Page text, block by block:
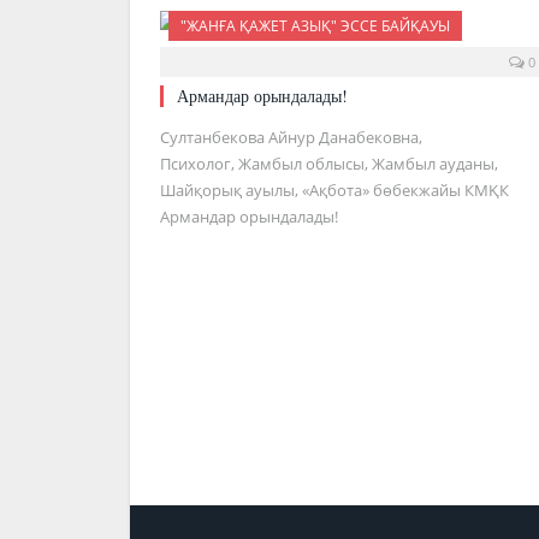
"ЖАНҒА ҚАЖЕТ АЗЫҚ" ЭССЕ БАЙҚАУЫ
0
Армандар орындалады!
Султанбекова Айнур Данабековна,
Психолог, Жамбыл облысы, Жамбыл ауданы,
Шайқорық ауылы, «Ақбота» бөбекжайы КМҚК
Армандар орындалады!